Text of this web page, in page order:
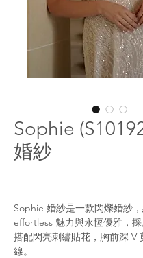
Sophie
婚紗
Sophie 婚紗是一款閃爍婚紗
effortless 魅力與永恆優雅，
搭配閃亮刺繡貼花，胸前深 V
線。